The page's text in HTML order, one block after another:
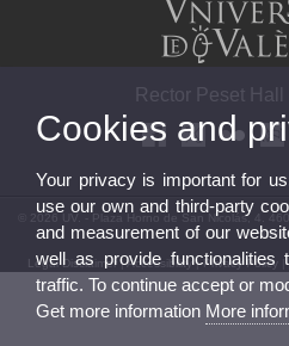
Rector Peset
© 2026 UV. - Plaza Horno de San Nicolás, 4.
000
Legal Disclaimer|Accessibility|Privacy Policy |
Cookies and
Your privacy is important for
use our own and third-party
and measurement of our
well as provide
traffic. To continue accept or
Get more information More